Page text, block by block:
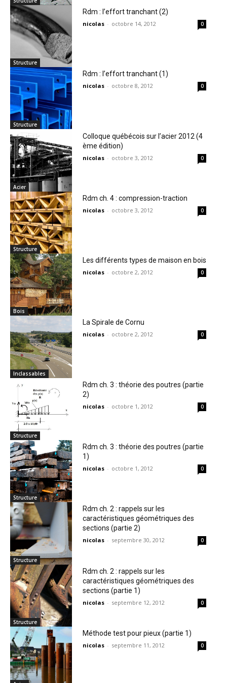
Structure
Rdm : l’effort tranchant (2)
nicolas - octobre 14, 2012 0
Structure
Rdm : l’effort tranchant (1)
nicolas - octobre 8, 2012 0
Acier
Colloque québécois sur l’acier 2012 (4
ème édition)
nicolas - octobre 3, 2012 0
Structure
Rdm ch. 4 : compression-traction
nicolas - octobre 3, 2012 0
Bois
Les différents types de maison en bois
nicolas - octobre 2, 2012 0
Inclassables
La Spirale de Cornu
nicolas - octobre 2, 2012 0
Structure
Rdm ch. 3 : théorie des poutres (partie
2)
nicolas - octobre 1, 2012 0
Structure
Rdm ch. 3 : théorie des poutres (partie
1)
nicolas - octobre 1, 2012 0
Structure
Rdm ch. 2 : rappels sur les
caractéristiques géométriques des
sections (partie 2)
nicolas - septembre 30, 2012 0
Structure
Rdm ch. 2 : rappels sur les
caractéristiques géométriques des
sections (partie 1)
nicolas - septembre 12, 2012 0
Méthode test pour pieux (partie 1)
nicolas - septembre 11, 2012 0